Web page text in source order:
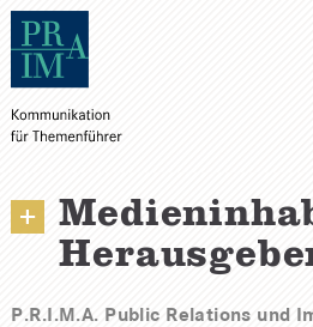
P.R.I.M.A. Public Relations und